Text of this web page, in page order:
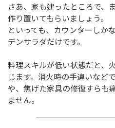
さあ、家も建ったところで、
作り置いてもらいましょう。
といっても、カウンターしか
デンサラダだけです。
料理スキルが低い状態だと、
じます。消火時の手違いなど
や、焦げた家具の修復すらも
ません。